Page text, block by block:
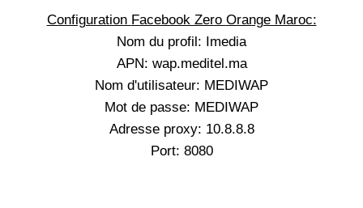
Configuration Facebook Zero Orange Maroc:
Nom du profil: Imedia
APN: wap.meditel.ma
Nom d'utilisateur: MEDIWAP
Mot de passe: MEDIWAP
Adresse proxy: 10.8.8.8
Port: 8080